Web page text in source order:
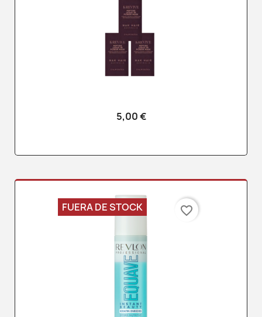
5,00 €
FUERA DE STOCK favorite_border